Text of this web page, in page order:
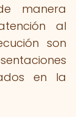
manera
al
son
en la